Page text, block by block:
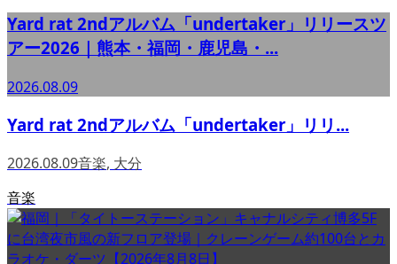
Yard rat 2ndアルバム「undertaker」リリースツ
アー2026｜熊本・福岡・鹿児島・...
2026.08.09
Yard rat 2ndアルバム「undertaker」リリ...
2026.08.09音楽, 大分
音楽